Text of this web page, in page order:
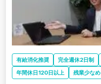
有給消化推奨 完全週休2日制
年間休日120日以上
残業少なめ